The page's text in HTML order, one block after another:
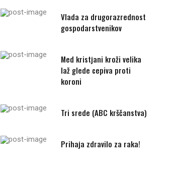
Vlada za drugorazrednost
gospodarstvenikov
Med kristjani kroži velika
laž glede cepiva proti
koroni
Tri srede (ABC krščanstva)
Prihaja zdravilo za raka!